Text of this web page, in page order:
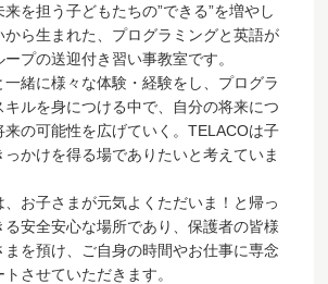
を担う子どもたちの”できる”を増やし
から生まれた、プログラミングと英語が
プの送迎付き習い事教室です。
緒に様々な体験・経験をし、プログラ
キルを身につける中で、自分の将来につ
来の可能性を広げていく。TELACOは子
っかけを得る場でありたいと考えていま
、お子さまが元気よくただいま！と帰っ
る安全安心な場所であり、保護者の皆様
を預け、ご自身の時間やお仕事に専念
させていただきます。